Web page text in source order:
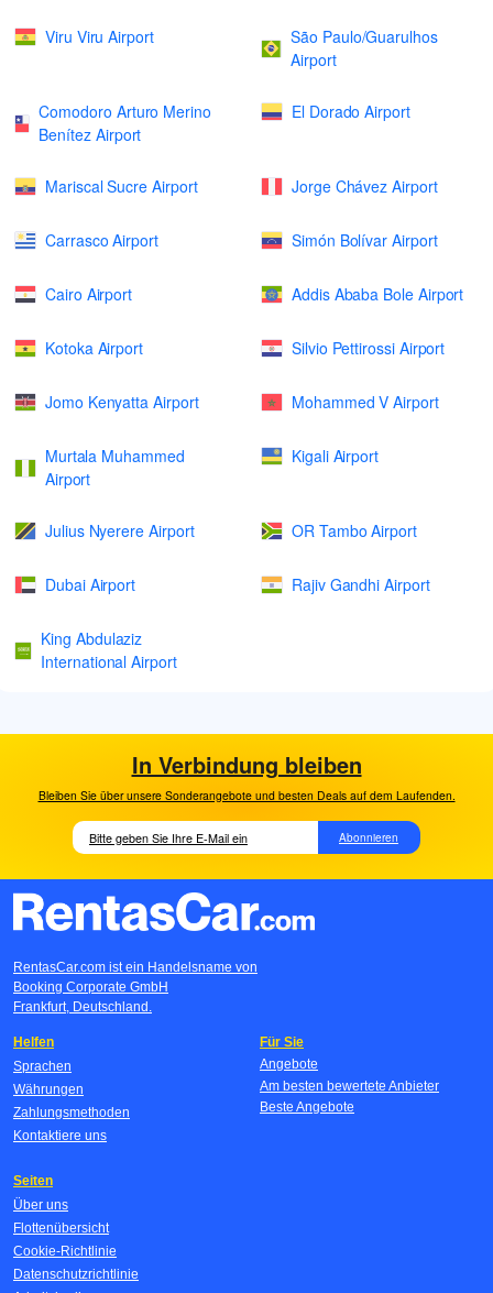
Viru Viru Airport
São Paulo/Guarulhos
Airport
Comodoro Arturo Merino
Benítez Airport
El Dorado Airport
Mariscal Sucre Airport Jorge Chávez Airport
Carrasco Airport Simón Bolívar Airport
Cairo Airport Addis Ababa Bole Airport
Kotoka Airport Silvio Pettirossi Airport
Jomo Kenyatta Airport Mohammed V Airport
Murtala Muhammed
Airport
Kigali Airport
Julius Nyerere Airport OR Tambo Airport
Dubai Airport Rajiv Gandhi Airport
King Abdulaziz
International Airport
In Verbindung bleiben
Bleiben Sie über unsere Sonderangebote und besten Deals auf dem Laufenden.
Abonnieren
RentasCar.com ist ein Handelsname von
Booking Corporate GmbH
Frankfurt, Deutschland.
Helfen
Sprachen
Währungen
Zahlungsmethoden
Kontaktiere uns
Für Sie
Angebote
Am besten bewertete Anbieter
Beste Angebote
Seiten
Über uns
Flottenübersicht
Cookie-Richtlinie
Datenschutzrichtlinie